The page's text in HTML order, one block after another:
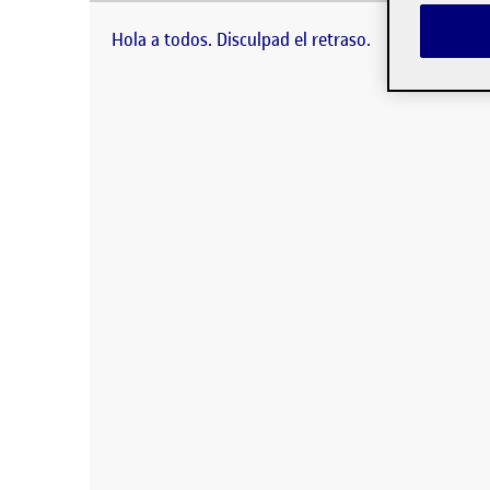
Hola a todos. Disculpad el retraso.